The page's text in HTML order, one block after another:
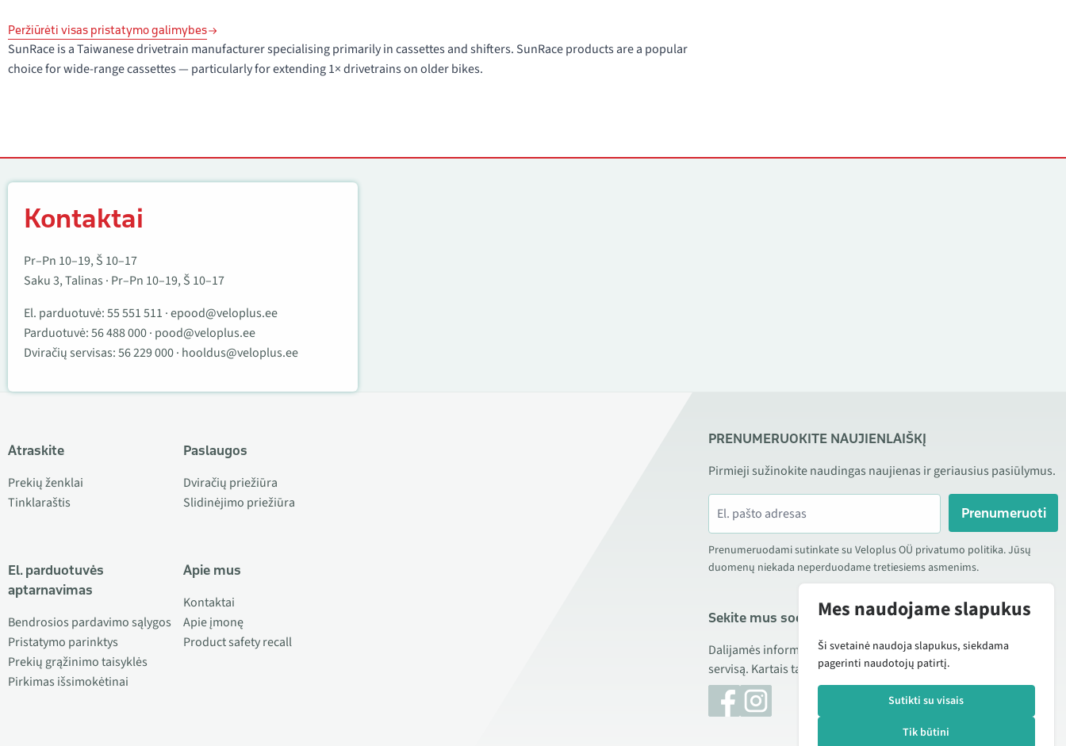
Peržiūrėti visas pristatymo galimybes
SunRace is a Taiwanese drivetrain manufacturer specialising primarily in cassettes and shifters. SunRace products are a popular
choice for wide-range cassettes — particularly for extending 1× drivetrains on older bikes.
Kontaktai
Pr–Pn 10–19, Š 10–17
Saku 3, Talinas · Pr–Pn 10–19, Š 10–17
El. parduotuvė:55 551 511 ·epood@veloplus.ee
Parduotuvė:56 488 000· pood@veloplus.ee
Dviračių servisas:56 229 000· hooldus@veloplus.ee
Atraskite
Prekių ženklai
Tinklaraštis
El. parduotuvės
aptarnavimas
Bendrosios pardavimo sąlygos
Pristatymo parinktys
Prekių grąžinimo taisyklės
Pirkimas išsimokėtinai
Paslaugos
Dviračių priežiūra
Slidinėjimo priežiūra
Apie mus
Kontaktai
Apie įmonę
Product safety recall
PRENUMERUOKITE NAUJIENLAIŠKĮ
Pirmieji sužinokite naudingas naujienas ir geriausius pasiūlymus.
Prenumeruoti
Prenumeruodami sutinkate su Veloplus OÜ privatumo politika. Jūsų
duomenų niekada neperduodame tretiesiems asmenims.
Sekite mus socialiniuose tinkluose
Dalijamės informacija apie geras kainas, naujus produktus ir
servisą. Kartais taip pat publikuojame produktų apžvalgas.
Mes naudojame slapukus
Ši svetainė naudoja slapukus, siekdama
pagerinti naudotojų patirtį.
Sutikti su visais
Tik būtini